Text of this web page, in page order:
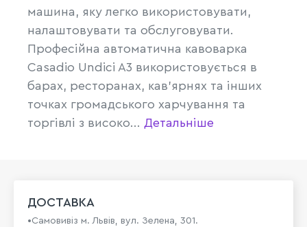
машина, яку легко використовувати,
налаштовувати та обслуговувати.
Професійна автоматична кавоварка
Casadio Undici A3 використовується в
барах, ресторанах, кав'ярнях та інших
точках громадського харчування та
торгівлі з високо... Детальніше
ДОСТАВКА
•Самовивіз м. Львів, вул. Зелена, 301.